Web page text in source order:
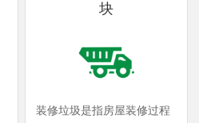
块
装修垃圾是指房屋装修过程